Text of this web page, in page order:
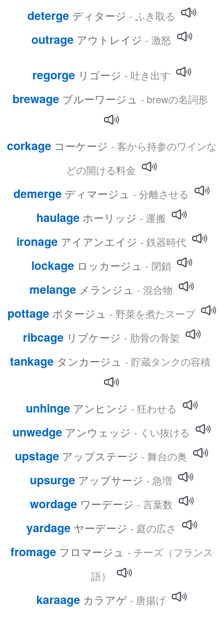
deterge ディタージ - ふき取る
outrage アウトレイジ - 激怒
regorge リゴージ - 吐き出す
brewage ブルーワージュ - brewの名詞形
corkage コーケージ - 客から持参のワインな
どの開ける料金
demerge ディマージュ - 分離させる
haulage ホーリッジ - 運搬
ironage アイアンエイジ - 鉄器時代
lockage ロッカージュ - 閉鎖
melange メランジュ - 混合物
pottage ポタージュ - 野菜を煮たスープ
ribcage リブケージ - 肋骨の骨架
tankage タンカージュ - 貯蔵タンクの容積
unhinge アンヒンジ - 狂わせる
unwedge アンウェッジ - くい抜ける
upstage アップステージ - 舞台の奥
upsurge アップサージ - 急増
wordage ワーデージ - 言葉数
yardage ヤーデージ - 庭の広さ
fromage フロマージュ - チーズ（フランス
語）
karaage カラアゲ - 唐揚げ